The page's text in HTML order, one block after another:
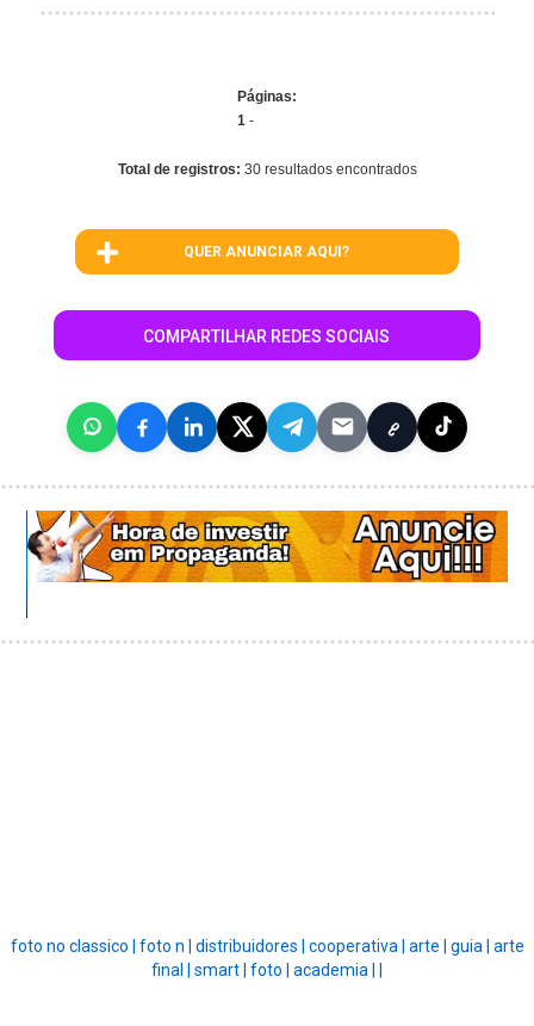
Páginas:
1 -
Total de registros: 30 resultados encontrados
QUER ANUNCIAR AQUI?
COMPARTILHAR REDES SOCIAIS
foto no classico | foto n | distribuidores | cooperativa | arte | guia | arte
final | smart | foto | academia |